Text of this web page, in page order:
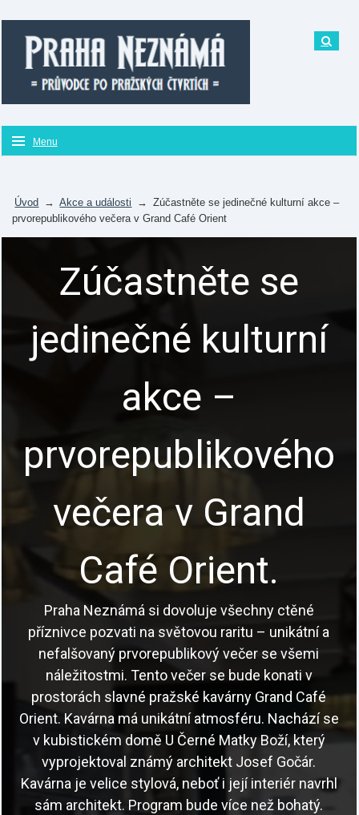
Menu
Úvod → Akce a události →
Zúčastněte se jedinečné kulturní akce –
prvorepublikového večera v Grand Café Orient
Zúčastněte se
jedinečné kulturní
akce –
prvorepublikového
večera v Grand
Café Orient.
Praha Neznámá si dovoluje všechny ctěné
příznivce pozvati na světovou raritu – unikátní a
nefalšovaný prvorepublikový večer se všemi
náležitostmi. Tento večer se bude konati v
prostorách slavné pražské kavárny Grand Café
Orient. Kavárna má unikátní atmosféru. Nachází se
v kubistickém domě U Černé Matky Boží, který
vyprojektoval známý architekt Josef Gočár.
Kavárna je velice stylová, neboť i její interiér navrhl
sám architekt. Program bude více než bohatý.